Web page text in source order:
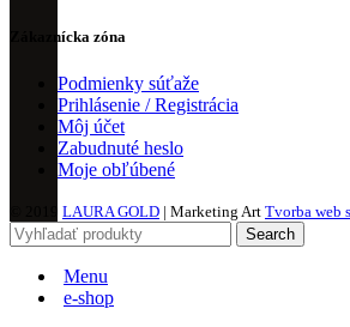
Zákaznícka zóna
Podmienky súťaže
Prihlásenie / Registrácia
Môj účet
Zabudnuté heslo
Moje obľúbené
LAURA GOLD | Marketing Art Tvorba web
Search
Menu
e-shop